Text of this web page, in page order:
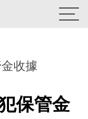
事件
安康接待室
收據
保管金